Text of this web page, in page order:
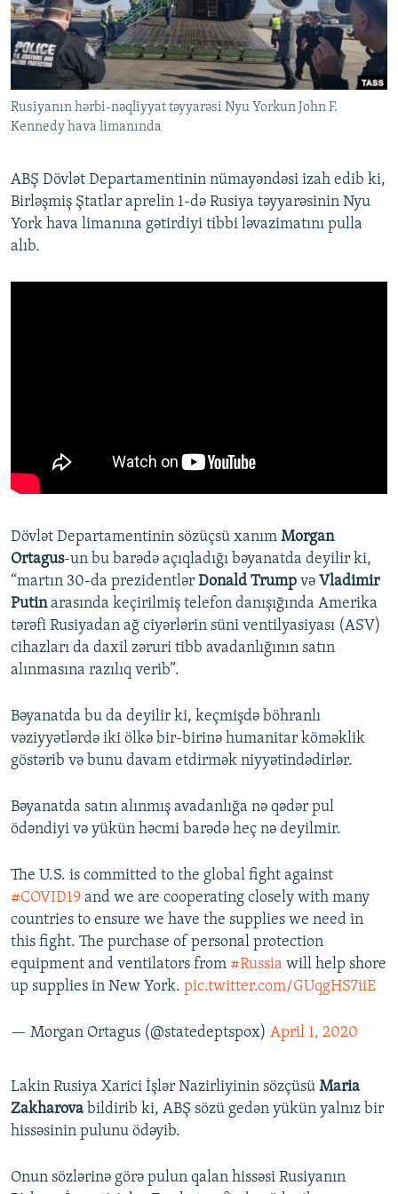
İNFOQRAFIKA
KARIKATURA
AZƏRBAYCAN ƏDƏBIYYATI KITABXANASI
İSLAM VƏ DEMOKRATIYA
İZ - MƏDƏNIYYƏT PROQRAMI
MISSIYAMIZ
PEŞƏ ETIKASI VƏ JURNALISTIKA STANDARTLARIMIZ
MATERIALLARIMIZDAN ISTIFADƏ
AZADLIQRADIOSU MOBIL TELEFONUNUZDA
XƏBƏR BÜLLETENLƏRIMIZ
BIZI IZLƏ
RFE/RL-in bütün saytları
Rusiyanın hərbi-nəqliyyat təyyarəsi Nyu Yorkun John F.
Kennedy hava limanında
ABŞ Dövlət Departamentinin nümayəndəsi izah edib ki,
Birləşmiş Ştatlar aprelin 1-də Rusiya təyyarəsinin Nyu
York hava limanına gətirdiyi tibbi ləvazimatını pulla
alıb.
Dövlət Departamentinin sözüçsü xanım Morgan
Ortagus-un bu barədə açıqladığı bəyanatda deyilir ki,
“martın 30-da prezidentlər Donald Trump və Vladimir
Putinarasında keçirilmiş telefon danışığında Amerika
tərəfi Rusiyadan ağ ciyərlərin süni ventilyasiyası (ASV)
cihazları da daxil zəruri tibb avadanlığının satın
alınmasına razılıq verib”.
Bəyanatda bu da deyilir ki, keçmişdə böhranlı
vəziyyətlərdə iki ölkə bir-birinə humanitar köməklik
göstərib və bunu davam etdirmək niyyətindədirlər.
Bəyanatda satın alınmış avadanlığa nə qədər pul
ödəndiyi və yükün həcmi barədə heç nə deyilmir.
The U.S. is committed to the global fight against
#COVID19 and we are cooperating closely with many
countries to ensure we have the supplies we need in
this fight. The purchase of personal protection
equipment and ventilators from #Russia will help shore
up supplies in New York. pic.twitter.com/GUqgHS7iiE
— Morgan Ortagus (@statedeptspox) April 1, 2020
Lakin Rusiya Xarici İşlər Nazirliyinin sözçüsü Maria
Zakharova bildirib ki, ABŞ sözü gedən yükün yalnız bir
hissəsinin pulunu ödəyib.
Onun sözlərinə görə pulun qalan hissəsi Rusiyanın